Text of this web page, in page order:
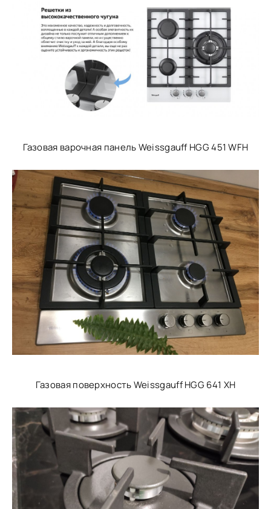
Газовая варочная панель Weissgauff HGG 451 WFH
Газовая поверхность Weissgauff HGG 641 XH